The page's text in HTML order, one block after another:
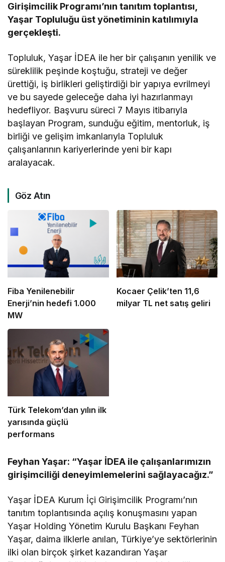
Girişimcilik Programı’nın tanıtım toplantısı,
Yaşar Topluluğu üst yönetiminin katılımıyla
gerçekleşti.
Topluluk, Yaşar İDEA ile her bir çalışanın yenilik ve
süreklilik peşinde koştuğu, strateji ve değer
ürettiği, iş birlikleri geliştirdiği bir yapıya evrilmeyi
ve bu sayede geleceğe daha iyi hazırlanmayı
hedefliyor. Başvuru süreci 7 Mayıs itibarıyla
başlayan Program, sunduğu eğitim, mentorluk, iş
birliği ve gelişim imkanlarıyla Topluluk
çalışanlarının kariyerlerinde yeni bir kapı
aralayacak.
Göz Atın
Fiba Yenilenebilir
Enerji’nin hedefi 1.000
MW
Kocaer Çelik’ten 11,6
milyar TL net satış geliri
Türk Telekom’dan yılın ilk
yarısında güçlü
performans
Feyhan Yaşar: “Yaşar İDEA ile çalışanlarımızın
girişimciliği deneyimlemelerini sağlayacağız.”
Yaşar İDEA Kurum İçi Girişimcilik Programı’nın
tanıtım toplantısında açılış konuşmasını yapan
Yaşar Holding Yönetim Kurulu Başkanı Feyhan
Yaşar, daima ilklerle anılan, Türkiye’ye sektörlerinin
ilki olan birçok şirket kazandıran Yaşar